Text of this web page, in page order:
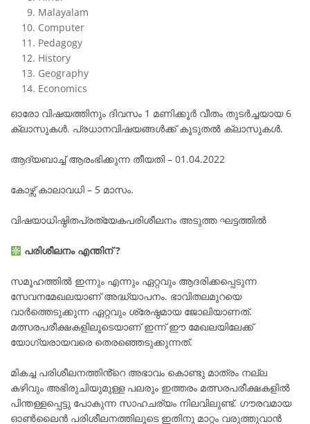
Malayalam
Computer
Pedagogy
History
Geography
Economics
ഓരോ വിഷയത്തിനും ദിവസം 1 മണിക്കൂർ വീതം തുടർച്ചയായ 6
ക്ലാസുകൾ. പ്രധാനവിഷയങ്ങൾക്ക് കൂടുതൽ ക്ലാസുകൾ.
ആദ്യബാച്ച് ആരംഭിക്കുന്ന തീയതി – 01.04.2022
കോഴ്സ് കാലാവധി – 5 മാസം.
വിഷയാധിഷ്ഠിതപ്രത്യേകപരിശീലനം അടുത്ത ഘട്ടത്തിൽ
പരിശീലനം എന്തിന് ?
സമൂഹത്തിൽ ഇന്നും എന്നും ഏറ്റവും ആദരിക്കപ്പെടുന്ന
സേവനമേഖലയാണ് അദ്ധ്യാപനം. ഭാവിതലമുറയെ
വാർത്തെടുക്കുന്ന ഏറ്റവും ശ്രേഷ്ഠമായ ജോലിയാണത്.
മത്സരപരീക്ഷകളിലൂടെയാണ് ഇന്ന് ഈ മേഖലയിലേക്ക്
യോഗ്യരായവരെ തെരഞ്ഞെടുക്കുന്നത്.
മികച്ച പരിശീലനത്തിൻ്റെ അഭാവം കൊണ്ടു മാത്രം നല്ല
കഴിവും അഭിരുചിയുമുള്ള പലരും ഇത്തരം മത്സരപരീക്ഷകളിൽ
പിന്തള്ളപ്പെട്ടു പോകുന്ന സാഹചര്യം നിലവിലുണ്ട്. ഗൗരവമായ
ഓൺലൈൻ പരിശീലനത്തിലൂടെ ഇതിനു മാറ്റം വരുത്തുവാൻ